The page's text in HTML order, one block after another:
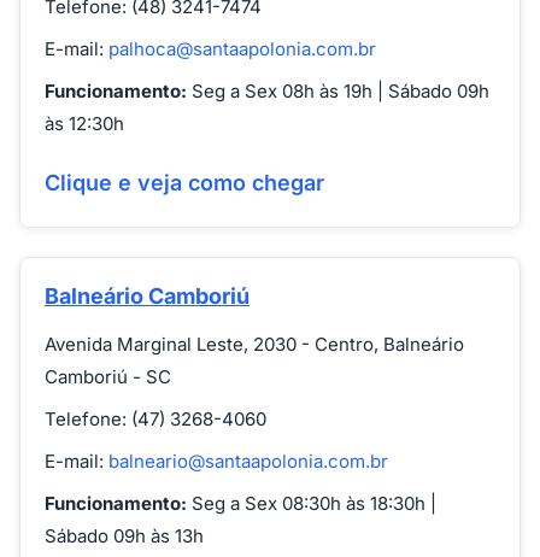
Telefone: (48) 3241-7474
E-mail: palhoca@santaapolonia.com.br
Funcionamento: Seg a Sex 08h às 19h | Sábado 09h
às 12:30h
Clique e veja como chegar
Balneário Camboriú
Avenida Marginal Leste, 2030 - Centro, Balneário
Camboriú - SC
Telefone: (47) 3268-4060
E-mail: balneario@santaapolonia.com.br
Funcionamento: Seg a Sex 08:30h às 18:30h |
Sábado 09h às 13h